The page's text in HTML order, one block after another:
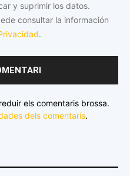
y suprimir los datos.
consultar la información
.
els comentaris brossa.
dels comentaris.